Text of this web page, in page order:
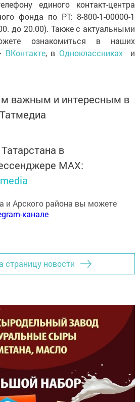
фонда по РТ: 8-800-1-00000-1
до 20.00). Также с актуальными
ознакомиться в наших
ВКонтакте, вОдноклассникахи
Татмедиа
MАХ:
канале
страницу новости